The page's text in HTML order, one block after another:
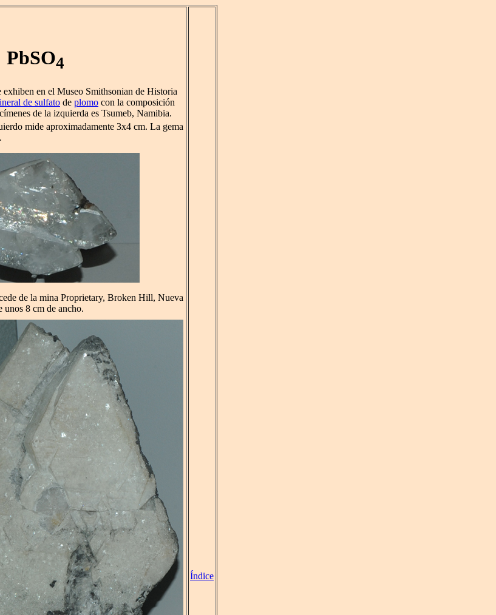
PbSO4
exhiben en el Museo Smithsonian de Historia
de sulfato de plomo con la composición
de la izquierda es Tsumeb, Namibia.
mide aproximadamente 3x4 cm. La gema
de la mina Proprietary, Broken Hill, Nueva
unos 8 cm de ancho.
Índice